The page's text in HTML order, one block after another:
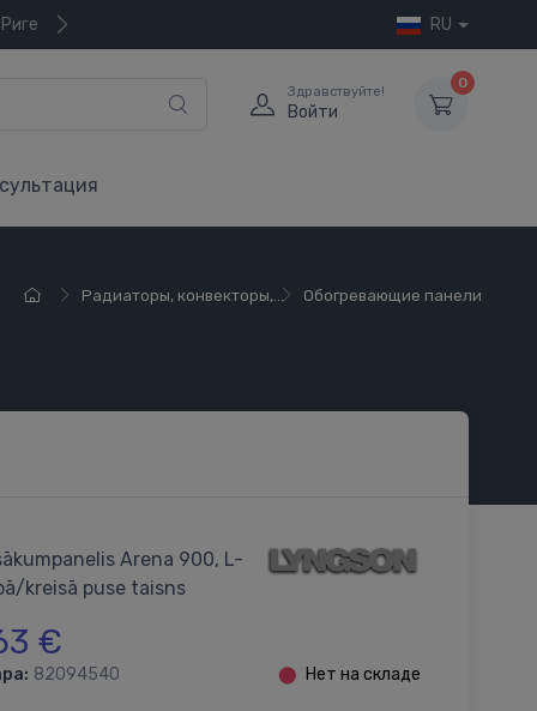
RU
Здравствуйте!
Войти
0
Радиаторы, конвекторы,... Обогревающие панели
Arena 900, L-
kreisā puse taisns
€
82094540 ⬤ Нет на складе